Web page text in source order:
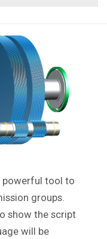
powerful tool to
groups.
show the script
will be